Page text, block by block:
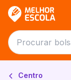
Centro